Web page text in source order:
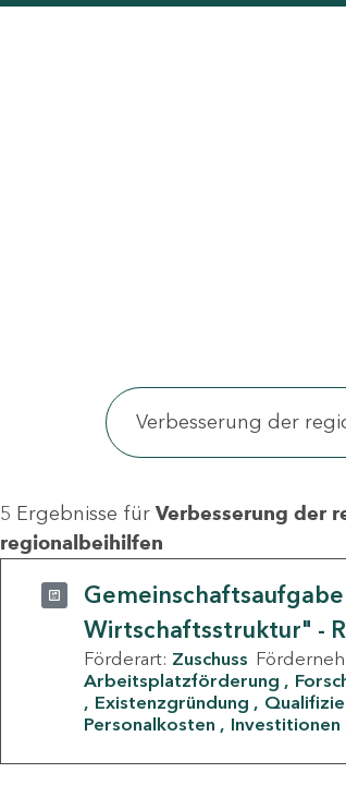
5 Ergebnisse für Verbesserung der
regionalbeihilfen
Wirtschaftsstruktur" -
Förderart: Zuschuss
Arbeitsplatzförderung
Existenzgründung
Personalkosten
Investitionen